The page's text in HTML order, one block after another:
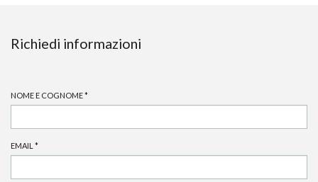
Richiedi informazioni
NOME E COGNOME*
EMAIL *